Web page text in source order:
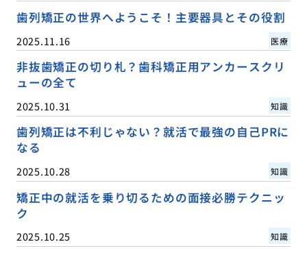
歯列矯正の世界へようこそ！主要器具とその役割
2025.11.16 医療
非抜歯矯正の切り札？歯科矯正用アンカースクリ
ューの全て
2025.10.31 知識
歯列矯正は不利じゃない？就活で最強の自己PRに
なる
2025.10.28 知識
矯正中の就活を乗り切るための面接必勝テクニッ
ク
2025.10.25 知識